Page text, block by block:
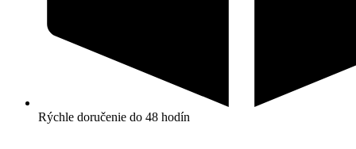
Rýchle doručenie do 48 hodín